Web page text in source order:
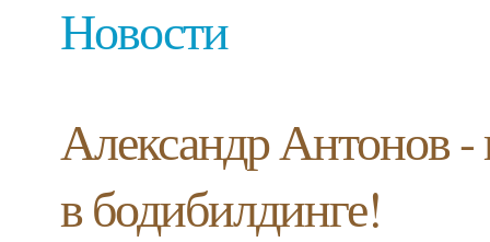
Новости
Александр Антонов
в бодибилдинге!